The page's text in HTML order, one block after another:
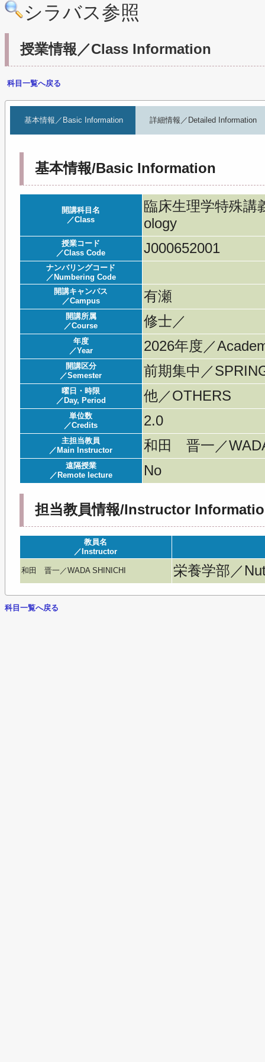
シラバス参照
授業情報／Class Information
科目一覧へ戻る
基本情報／Basic Information 詳細情報／Detailed Information
基本情報/Basic Information
開講科目名
／Class
臨床生理学特殊講
ology
授業コード
／Class Code
J000652001
ナンバリングコード
／Numbering Code
開講キャンパス
／Campus
有瀬
開講所属
／Course
修士／
年度
／Year
2026年度／
開講区分
／Semester
前期集中／
曜日・時限
／Day, Period
他／OTHERS
単位数
／Credits
2.0
主担当教員
／Main Instructor
和田 晋一／
遠隔授業
／Remote lecture
No
担当教員情報/Instructor
教員名
／Instructor
和田 晋一／WADA SHINICHI 栄養学部／
科目一覧へ戻る